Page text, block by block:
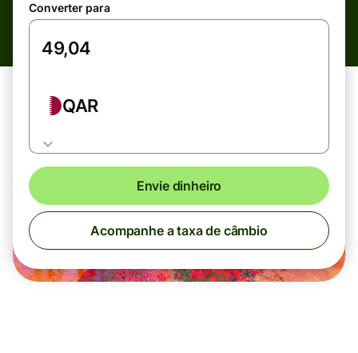
Converter para
QAR
Envie dinheiro
Acompanhe a taxa de câmbio